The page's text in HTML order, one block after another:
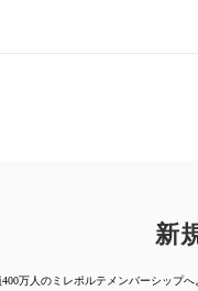
新
400万人のミレポルテメンバーシップ